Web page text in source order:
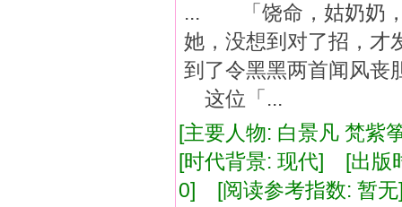
... 「饶命，姑奶奶，
她，没想到对了招，才
到了令黑黑两首闻风
这位「...
[主要人物: 白景凡 梵
[时代背景: 现代] [出
0] [阅读参考指数: 暂无